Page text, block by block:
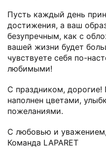
Пусть каждый день
достижения, а ваш
безупречным, как с
вашей жизни будет
чувствуете себя по-
любимыми!
С праздником, дорогие!
наполнен цветами,
пожеланиями.
С любовью и уважением,
Команда LAPARET